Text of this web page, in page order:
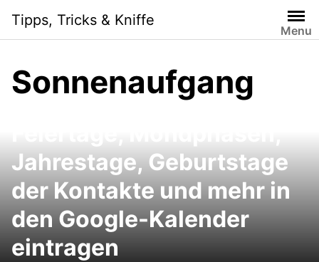
content
Tipps, Tricks & Kniffe
Menu
Sonnenaufgang
Google Kalender:
Jahrestage, Geburtstage
der Kontakte und mehr in
den Google-Kalender
eintragen